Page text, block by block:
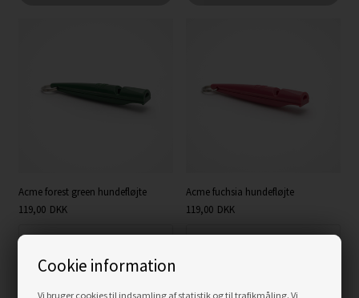
Cookie information
Vi bruger cookies til indsamling af statistik og til trafikmåling. Vi
Acme forest green hundefløjte
119,00 DKK
LÆG I KURV
Acme fuchsia hundefløjte
119,00 DKK